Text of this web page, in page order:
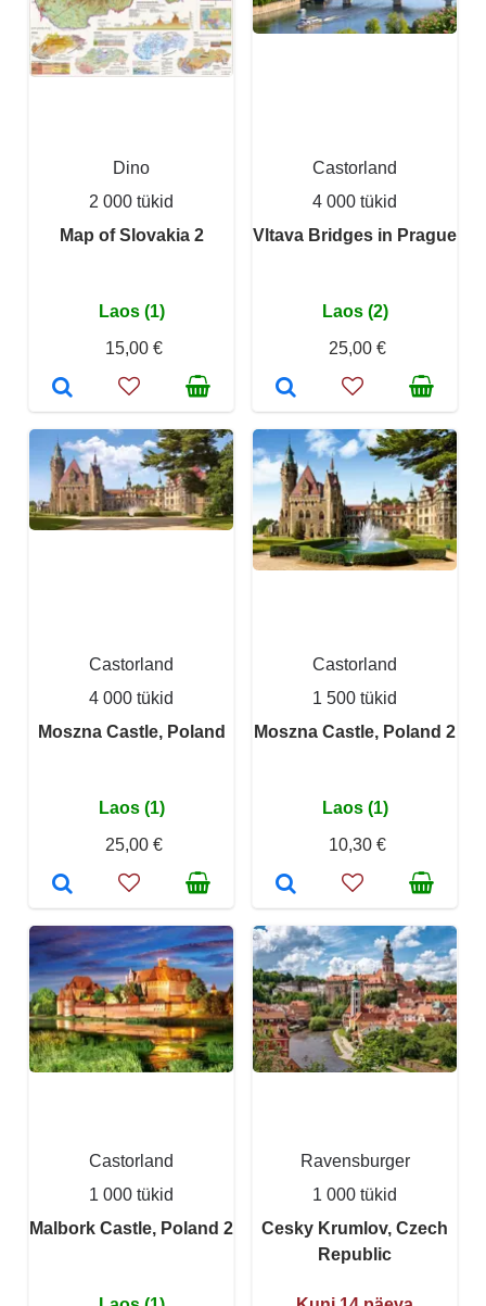
Dino
2 000 tükid
Map of Slovakia 2
Laos (1)
15,00 €
Castorland
4 000 tükid
Vltava Bridges in Prague
Laos (2)
25,00 €
Castorland
4 000 tükid
Moszna Castle, Poland
Laos (1)
25,00 €
Castorland
1 500 tükid
Moszna Castle, Poland 2
Laos (1)
10,30 €
Castorland
1 000 tükid
Malbork Castle, Poland 2
Ravensburger
1 000 tükid
Cesky Krumlov, Czech
Republic